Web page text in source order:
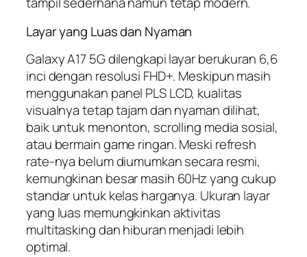
Layar yang Luas dan Nyaman
Galaxy A17 5G dilengkapi layar berukuran 6,6
inci dengan resolusi FHD+. Meskipun masih
menggunakan panel PLS LCD, kualitas
visualnya tetap tajam dan nyaman dilihat,
baik untuk menonton, scrolling media sosial,
atau bermain game ringan. Meski refresh
rate-nya belum diumumkan secara resmi,
kemungkinan besar masih 60Hz yang cukup
standar untuk kelas harganya. Ukuran layar
yang luas memungkinkan aktivitas
multitasking dan hiburan menjadi lebih
optimal.